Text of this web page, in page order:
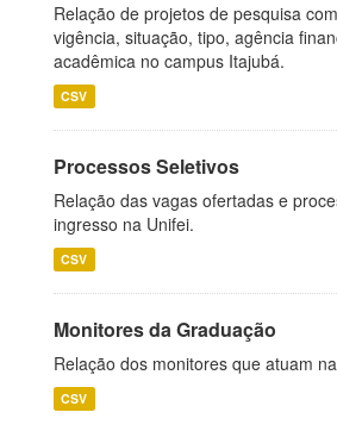
Relação de projetos de pesquisa
vigência, situação, tipo, agência
acadêmica no campus Itajubá.
CSV
Processos Seletivos
Relação das vagas ofertadas e
ingresso na Unifei.
CSV
Monitores da Graduação
Relação dos monitores que atuam
CSV